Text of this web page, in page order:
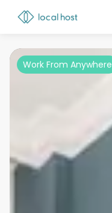
Work From Anywhere